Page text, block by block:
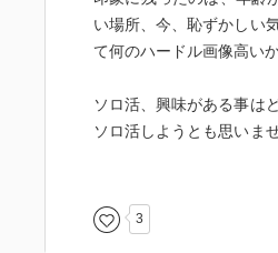
い場所、今、恥ずかしい
て何のハードル画像高い
ソロ活、興味がある事は
ソロ活しようとも思いま
楽しく読めました！
3